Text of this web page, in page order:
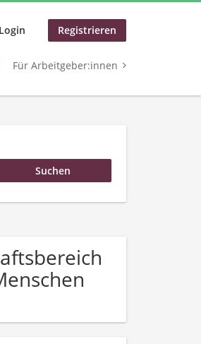
Login Registrieren
Für Arbeitgeber:innen